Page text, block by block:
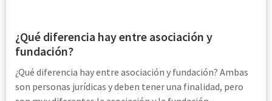
¿Qué diferencia hay entre asociación y
fundación?
¿Qué diferencia hay entre asociación y fundación? Ambas
son personas jurídicas y deben tener una finalidad, pero